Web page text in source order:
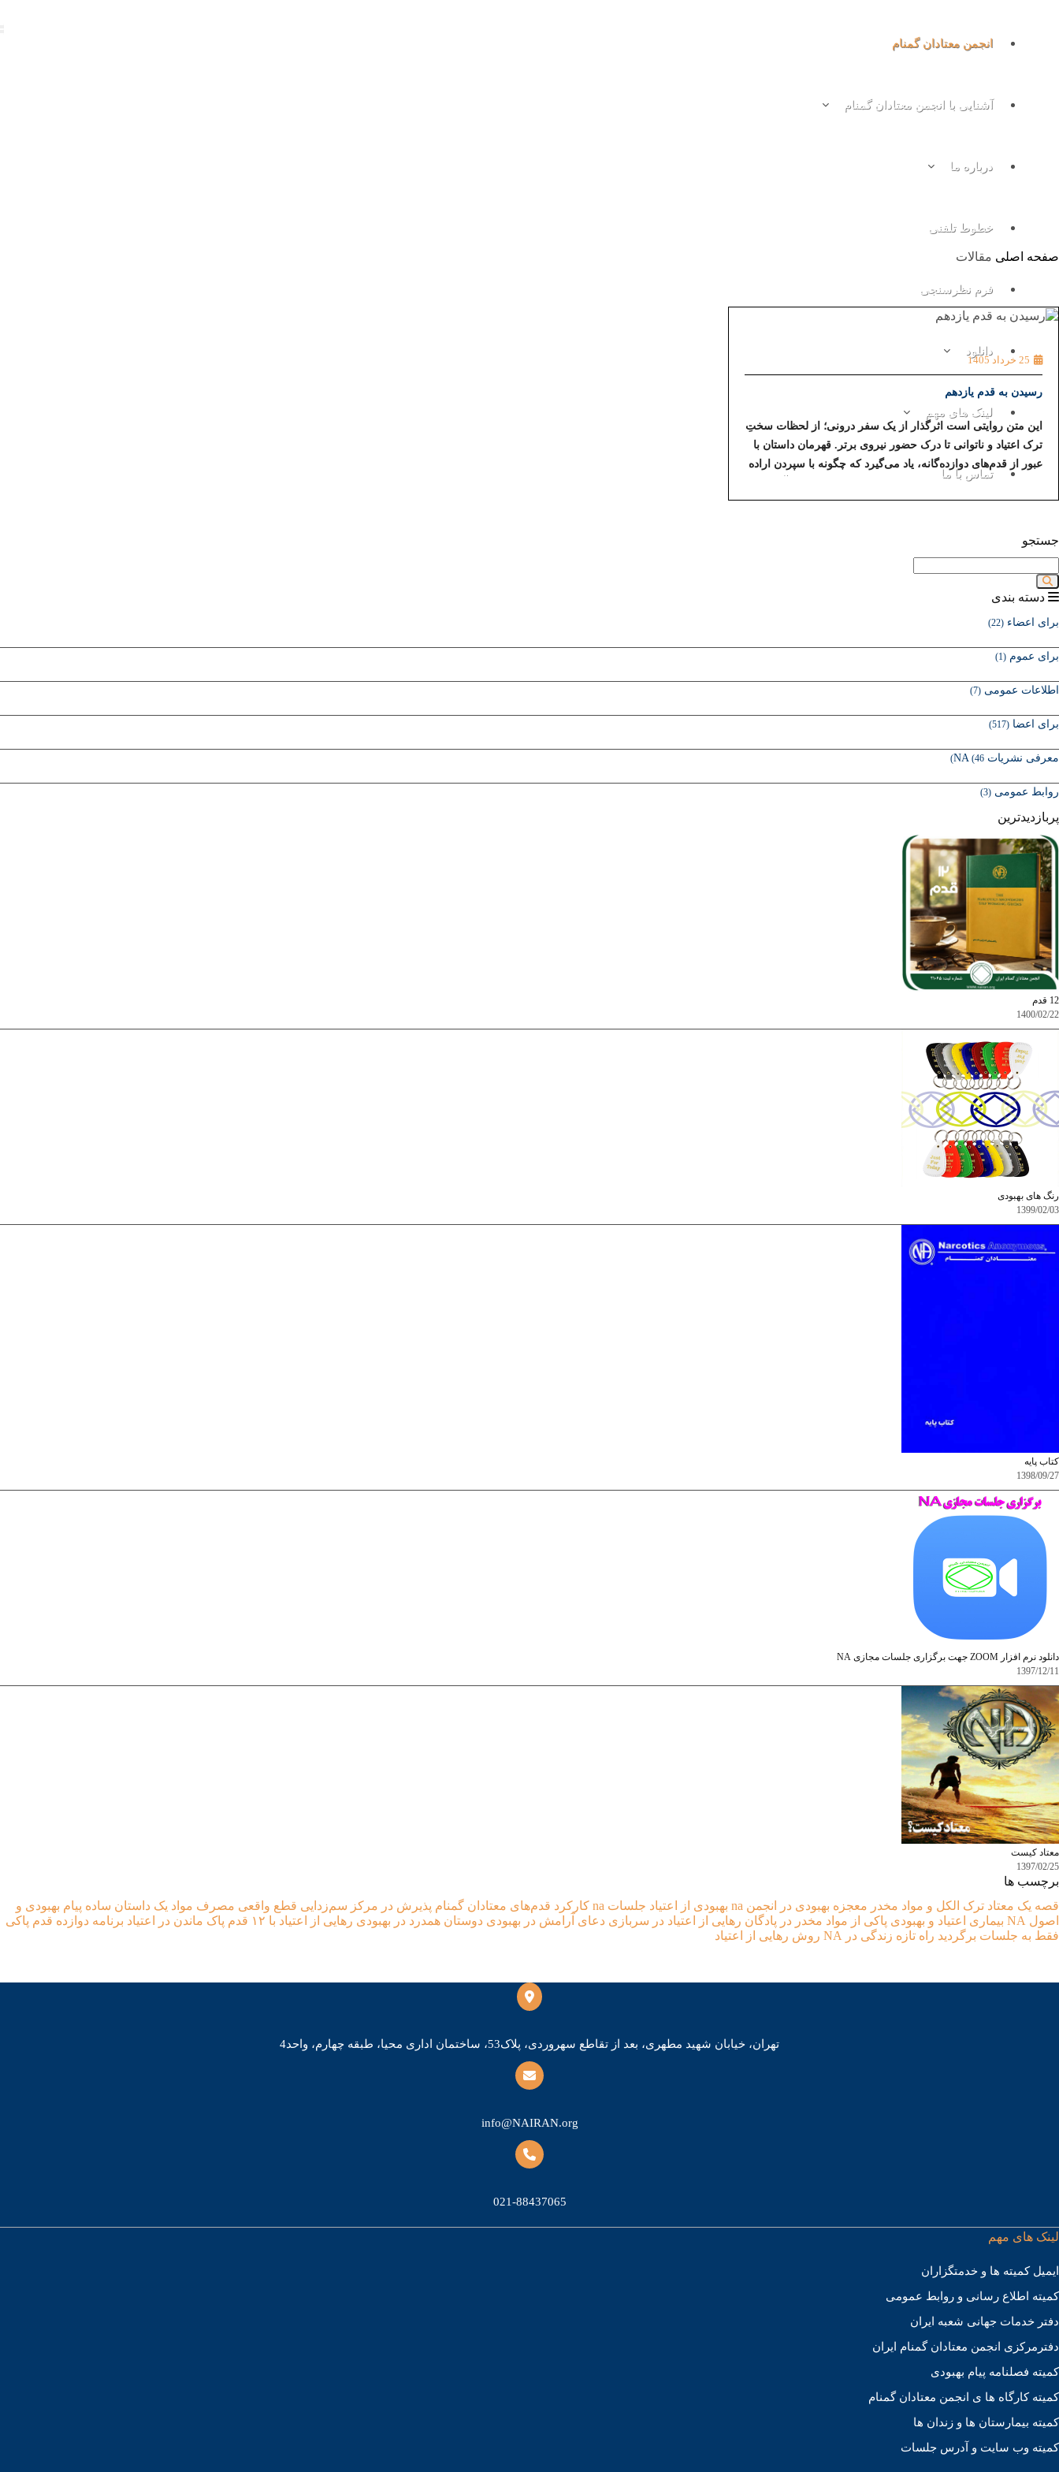
انجمن معتادان گمنام
آشنایی با انجمن معتادان گمنام
درباره ما
خطوط تلفنی
فرم نظرسنجی
دانلود
لینک های مهم
تماس با ما
مقالات
صفحه اصلی مقالات
25 خرداد 1405
رسیدن به قدم یازدهم
این متن روایتی است اثرگذار از یک سفر درونی؛ از لحظات سختِ
ترک اعتیاد و ناتوانی تا درک حضور نیروی برتر. قهرمان داستان با
عبور از قدم‌های دوازده‌گانه، یاد می‌گیرد که چگونه با سپردن اراده
خود به خداوند، بر ترس‌ها و نواقص اخلاقی غلبه کند و به آرامشی
برسد که در گرو پیوند دوباره با خالق است.
جستجو
دسته بندی
برای اعضاء (22)
برای عموم (1)
اطلاعات عمومی (7)
برای اعضا (517)
معرفی نشریات NA (46)
روابط عمومی (3)
پربازدیدترین
12 قدم
1400/02/22
رنگ های بهبودی
1399/02/03
کتاب پایه
1398/09/27
دانلود نرم افزار ZOOM جهت برگزاری جلسات مجازی NA
1397/12/11
معتاد کيست
1397/02/25
برچسب ها
قصه یک معتاد ترک الکل و مواد مخدر معجزه بهبودی در انجمن na بهبودی از اعتیاد جلسات na کارکرد قدم‌های معتادان گمنام پذیرش در مرکز سم‌زدایی قطع واقعی مصرف مواد یک داستان ساده پیام بهبودی و
اصول NA
بیماری اعتیاد و بهبودی پاکی از مواد مخدر در پادگان رهایی از اعتیاد در سربازی دعای آرامش در بهبودی دوستان همدرد در بهبودی رهایی از اعتیاد با ۱۲ قدم پاک ماندن در اعتیاد برنامه دوازده قدم پاکی
فقط به جلسات برگردید راه تازه زندگی در NA روش رهایی از اعتیاد
تهران، خیابان شهید مطهری، بعد از تقاطع سهروردی، پلاک53، ساختمان اداری محیا، طبقه چهارم، واحد4
info@NAIRAN.org
021-88437065
لینک های مهم
ایمیل کمیته ها و خدمتگزاران
کميته اطلاع رسانی و روابط عمومی
دفتر خدمات جهانی شعبه ايران
دفترمرکزی انجمن معتادان گمنام ایران
کمیته فصلنامه پیام بهبودی
کمیته کارگاه ها ی انجمن معتادان گمنام
کمیته بیمارستان ها و زندان ها
کمیته وب سایت و آدرس جلسات